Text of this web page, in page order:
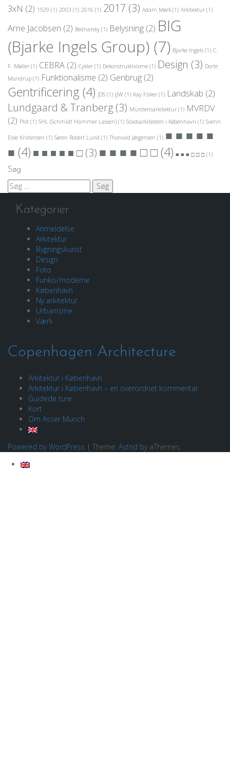
3xN (2) 1929 (1) 2003 (1) 2016 (1) 2017 (3) Adam Mørk (1) Arkitektur (1)
Arne Jacobsen (2) Bednarsky (1) Belysning (2) BIG
(Bjarke Ingels Group) (7) Bjarke Ingels (1) C.
F. Møller (1) CEBRA (2) Cykler (1) Dekonstruktivisme (1) Design (3) Dorte
Mandrup (1) Funktionalisme (2) Genbrug (2)
Gentrificering(4) JDS (1) JJW (1) Kay Fisker (1) Landskab (2)
Lundgaard & Tranberg (3) Murstensarkitektur (1) MVRDV
(2) Plot (1) SHL (Schmidt Hammer Lassen) (1) Stadsarkitekten i København (1) Svenn
Eske Kristensen (1) Søren Robert Lund (1) Thorvald Jørgensen (1) ■ ■ ■ ■ ■
■ (4) ■ ■ ■ ■ ■ □ (3) ■ ■ ■ ■ □ □(4) ■ ■ ■ □ □ □ (1)
Søg
Søg
efter:
Kategorier
Anmeldelse
Arkitektur
Bygningskunst
Design
Foto
Funkis/moderne
København
Ny arkitektur
Urbanisme
Værk
Copenhagen Architecture
Arkitektur i København
Arkitektur i København – en overordnet kommentar
Guidede ture
Kort
Om Asser Munch
Powered by WordPress | Theme: Astrid by aThemes.